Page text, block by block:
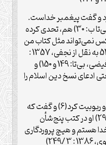
نبوت کرد و گفت پیغمبر خداست.
او، هم ادعای بعثت کرد (باب، بی‌تا ب: 30) هم، تحدی کرده
نمی‌تواند مثل کتاب من
را بیاورد. (باب، 1261، سوره 5 و 52 به نقل از نجفی، 1357 :
257) او ادعای کتاب آسمانی (فیضی، بی‌تا: 149 و 150) و
بی‌تا الف: 25) و حتی ادعای نسخ دین اسلام را
5. در سال 1264 ادعای الوهیت و ربوبیت کرد(6) و گفت که
پروردگار جهانم. (باب،‌ بی‌تا ج: 29) او در کتب پنج‌شأن
هستم و هیچ پروردگاری